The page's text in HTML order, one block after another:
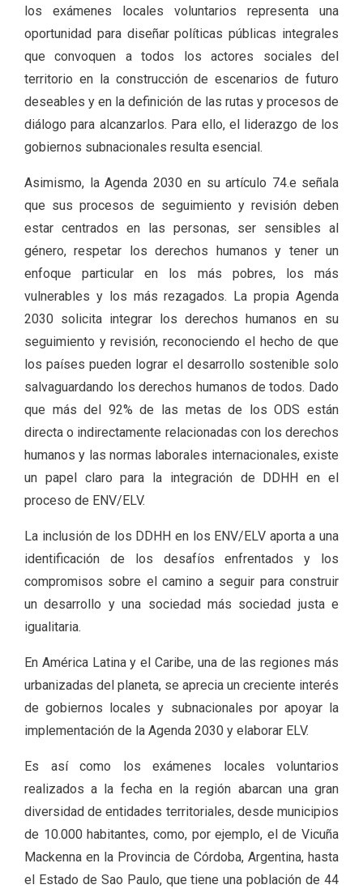
los exámenes locales voluntarios representa una
oportunidad para diseñar políticas públicas integrales
que convoquen a todos los actores sociales del
territorio en la construcción de escenarios de futuro
deseables y en la definición de las rutas y procesos de
diálogo para alcanzarlos. Para ello, el liderazgo de los
gobiernos subnacionales resulta esencial.
Asimismo, la Agenda 2030 en su artículo 74.e señala
que sus procesos de seguimiento y revisión deben
estar centrados en las personas, ser sensibles al
género, respetar los derechos humanos y tener un
enfoque particular en los más pobres, los más
vulnerables y los más rezagados. La propia Agenda
2030 solicita integrar los derechos humanos en su
seguimiento y revisión, reconociendo el hecho de que
los países pueden lograr el desarrollo sostenible solo
salvaguardando los derechos humanos de todos. Dado
que más del 92% de las metas de los ODS están
directa o indirectamente relacionadas con los derechos
humanos y las normas laborales internacionales, existe
un papel claro para la integración de DDHH en el
proceso de ENV/ELV.
La inclusión de los DDHH en los ENV/ELV aporta a una
identificación de los desafíos enfrentados y los
compromisos sobre el camino a seguir para construir
un desarrollo y una sociedad más sociedad justa e
igualitaria.
En América Latina y el Caribe, una de las regiones más
urbanizadas del planeta, se aprecia un creciente interés
de gobiernos locales y subnacionales por apoyar la
implementación de la Agenda 2030 y elaborar ELV.
Es así como los exámenes locales voluntarios
realizados a la fecha en la región abarcan una gran
diversidad de entidades territoriales, desde municipios
de 10.000 habitantes, como, por ejemplo, el de Vicuña
Mackenna en la Provincia de Córdoba, Argentina, hasta
el Estado de Sao Paulo, que tiene una población de 44